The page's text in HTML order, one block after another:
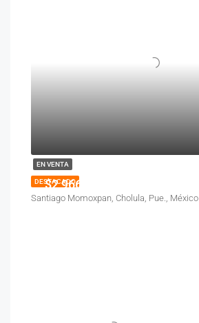
EN VENTA
DESTACADO
$2,966,500
Santiago Momoxpan, Cholula, Pue., México